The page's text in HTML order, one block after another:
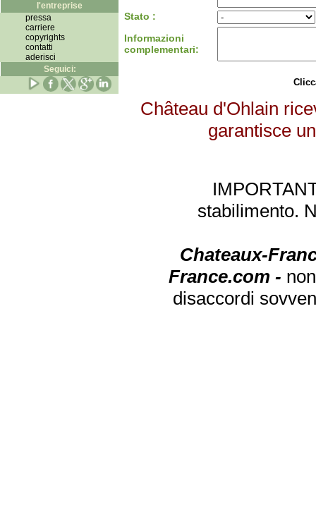
l'entreprise
pressa
carriere
copyrights
contatti
aderisci
Seguici:
Stato :
Informazioni
complementari:
Château d'Ohlain
garantisce
stabilimento.
Chateaux-
France.com -
disaccordi